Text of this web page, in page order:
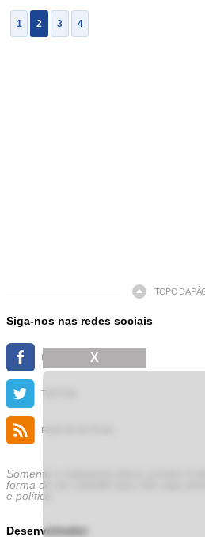
1 2 3 4
TOPO DA
Siga-nos nas redes sociais
FACEBOOK
TWITTER
FEED DE NOTÍCIAS
Somente a cidadania plena conduz à
forma de ser cidadão que não seja
e política.
Desenvolvedor
X